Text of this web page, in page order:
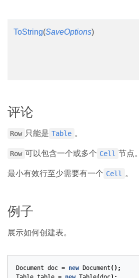
ToString(SaveOptions)
评论
Row 只能是 Table 。
Row 可以包含一个或多个 Cell 节点。
最小有效行至少需要有一个 Cell 。
例子
展示如何创建表。
Document doc = new Document ();